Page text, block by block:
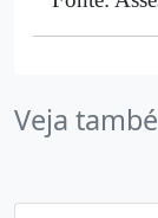
Veja